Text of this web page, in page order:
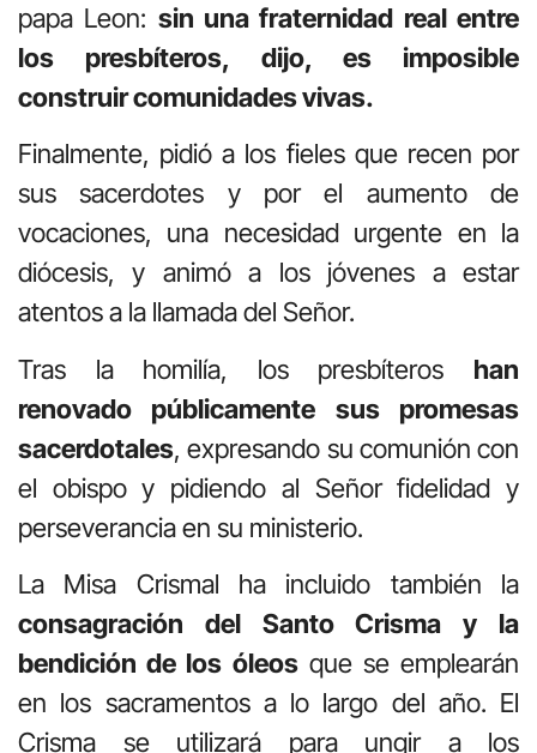
papa Leon: sin una fraternidad real entre
los presbíteros, dijo, es imposible
construir comunidades vivas.
Finalmente, pidió a los fieles que recen por
sus sacerdotes y por el aumento de
vocaciones, una necesidad urgente en la
diócesis, y animó a los jóvenes a estar
atentos a la llamada del Señor.
Tras la homilía, los presbíteros han
renovado públicamente sus promesas
sacerdotales, expresando su comunión con
el obispo y pidiendo al Señor fidelidad y
perseverancia en su ministerio.
La Misa Crismal ha incluido también la
consagración del Santo Crisma y la
bendición de los óleosque se emplearán
en los sacramentos a lo largo del año. El
Crisma se utilizará para ungir a los